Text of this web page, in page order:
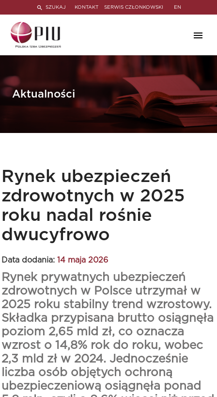
SZUKAJ KONTAKT SERWIS CZŁONKOWSKI EN
Aktualności
Rynek ubezpieczeń
zdrowotnych w 2025
roku nadal rośnie
dwucyfrowo
Data dodania: 14 maja 2026
Rynek prywatnych ubezpieczeń
zdrowotnych w Polsce utrzymał w
2025 roku stabilny trend wzrostowy.
Składka przypisana brutto osiągnęła
poziom 2,65 mld zł, co oznacza
wzrost o 14,8% rok do roku, wobec
2,3 mld zł w 2024. Jednocześnie
liczba osób objętych ochroną
ubezpieczeniową osiągnęła ponad